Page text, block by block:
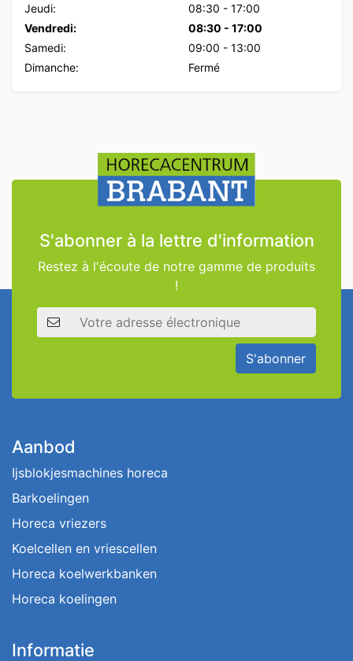
Jeudi:
08:30 - 17:00
Vendredi:
08:30 - 17:00
Samedi:
09:00 - 13:00
Dimanche:
Fermé
S'abonner à la lettre d'information
Restez à l'écoute de notre gamme de produits
!
Adresse électronique
S'abonner
Aanbod
Ijsblokjesmachines horeca
Barkoelingen
Horeca vriezers
Koelcellen en vriescellen
Horeca koelwerkbanken
Horeca koelingen
Informatie